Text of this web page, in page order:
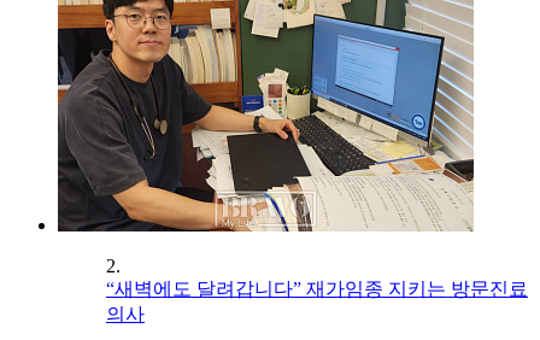
2.
“새벽에도 달려갑니다” 재가임종 지키는 방문진료
의사